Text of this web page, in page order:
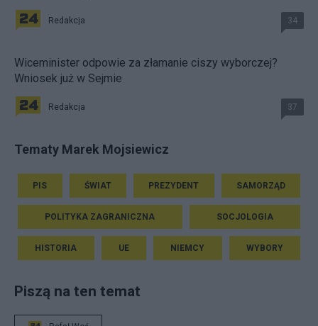
Redakcja 34
Wiceminister odpowie za złamanie ciszy wyborczej?
Wniosek już w Sejmie
Redakcja 37
Tematy Marek Mojsiewicz
PIS ŚWIAT PREZYDENT SAMORZĄD
POLITYKA ZAGRANICZNA SOCJOLOGIA
HISTORIA UE NIEMCY WYBORY
Piszą na ten temat